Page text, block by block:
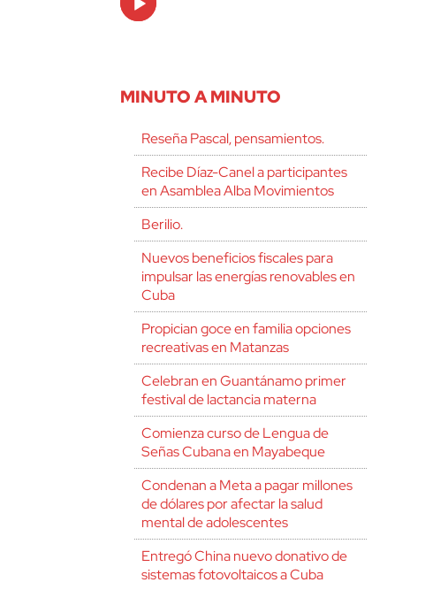
Player
MINUTO A MINUTO
Reseña Pascal, pensamientos.
Recibe Díaz-Canel a participantes
en Asamblea Alba Movimientos
Berilio.
Nuevos beneficios fiscales para
impulsar las energías renovables en
Cuba
Propician goce en familia opciones
recreativas en Matanzas
Celebran en Guantánamo primer
festival de lactancia materna
Comienza curso de Lengua de
Señas Cubana en Mayabeque
Condenan a Meta a pagar millones
de dólares por afectar la salud
mental de adolescentes
Entregó China nuevo donativo de
sistemas fotovoltaicos a Cuba